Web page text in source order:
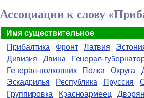
Ассоциации к слову
Имя существительное
Прибалтика
Фронт Латвия
Дивизия
Двина Генерал-
Генерал-полковник
Полка Округа
Эскадрилья
Республика Пруссия
Группировка
Красноармеец